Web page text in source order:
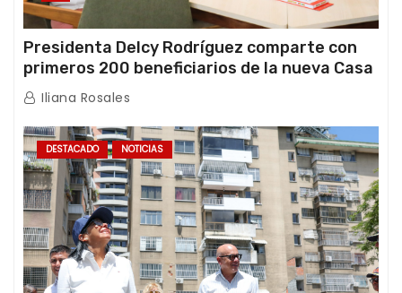
Presidenta Delcy Rodríguez comparte con
primeros 200 beneficiarios de la nueva Casa
de los Abuelos “La Primavera” en Caracas
Iliana Rosales
DESTACADO NOTICIAS